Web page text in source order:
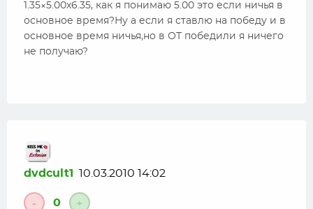
1.35×5.00х6.35, как я понимаю 5.00 это если ничья в
основное время?Ну а если я ставлю на победу и в
основное время ничья,но в ОТ победили я ничего
не получаю?
dvdcult1 10.03.2010 14:02
- 0 +